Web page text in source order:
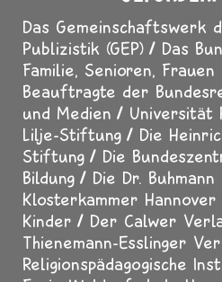
Das Gemeinschaftswerk
Publizistik (GEP)
Das
Familie, Senioren, Frauen
Beauftragte der
und Medien
Universität
Lilje-Stiftung
Die
Stiftung
Die
Bildung
Die Dr.
Klosterkammer Hannover
Kinder
Der Calwer
Thienemann-Esslinger
Religionspädagogische